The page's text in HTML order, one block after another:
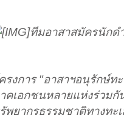
ทีมอาสาสมัครนักด
รงการ "อาสาฯอนุรักษ์
คเอกชนหลายแห่งร่วมกั
พยากรธรรมชาติทางทะ